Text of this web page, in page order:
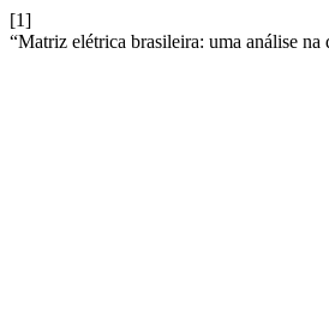
[1]
“Matriz elétrica brasileira: uma análise